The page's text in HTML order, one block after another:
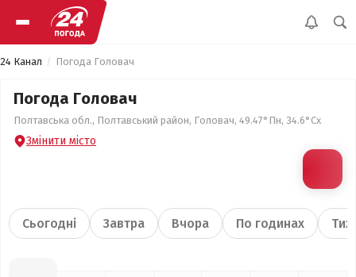
24 Канал Погода Головач
Погода Головач
Полтавська обл., Полтавський район, Головач, 49.47°Пн, 34.6°Сх
Змінити місто
Сьогодні Завтра Вчора По годинах